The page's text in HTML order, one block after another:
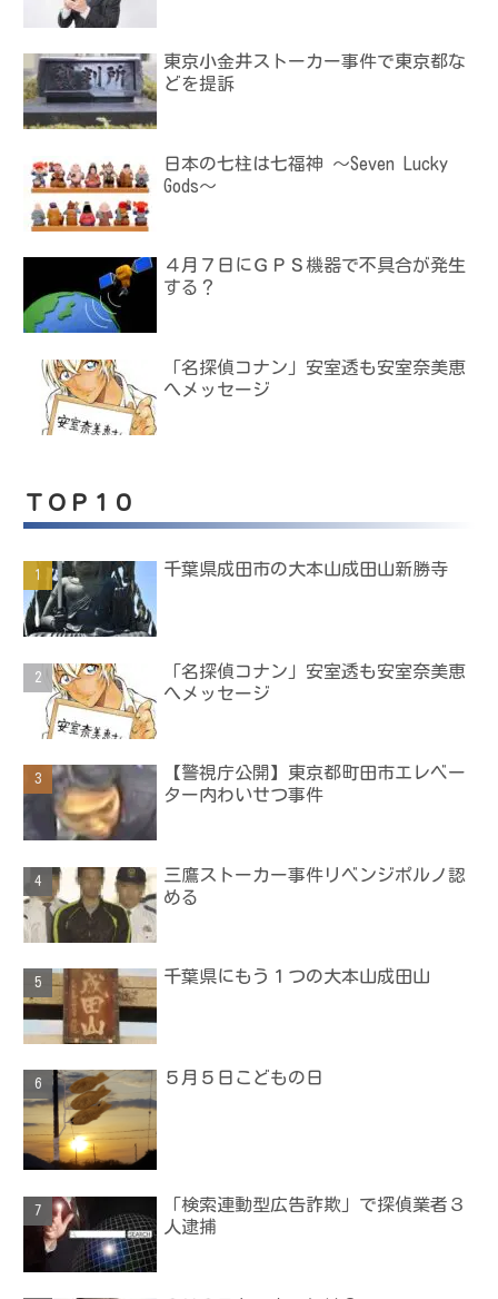
東京小金井ストーカー事件で東京都な
どを提訴
日本の七柱は七福神 ～Seven Lucky
Gods～
４月７日にＧＰＳ機器で不具合が発生
する？
「名探偵コナン」安室透も安室奈美恵
へメッセージ
ＴＯＰ１０
千葉県成田市の大本山成田山新勝寺
「名探偵コナン」安室透も安室奈美恵
へメッセージ
【警視庁公開】東京都町田市エレベー
ター内わいせつ事件
三鷹ストーカー事件リベンジポルノ認
める
千葉県にもう１つの大本山成田山
５月５日こどもの日
「検索連動型広告詐欺」で探偵業者３
人逮捕